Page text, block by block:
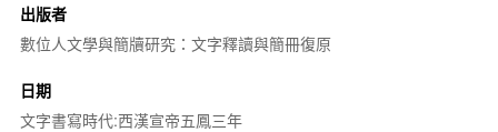
出版者
數位人文學與簡牘研究：文字釋讀與簡冊復原
日期
文字書寫時代:西漢宣帝五鳳三年